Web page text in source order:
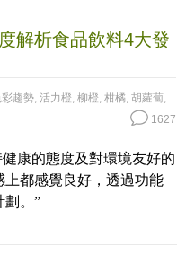
解析食品飲料4大發
趨勢, 活力橙, 柳橙, 柑橘, 胡蘿蔔,
1627
康的態度及對環境友好的
都感覺良好，透過功能
劃。”